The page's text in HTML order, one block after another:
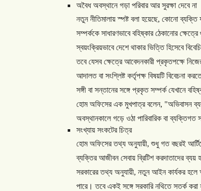
অবৈধ অবস্থানে গড়া পরিবার আর সুরক্ষা দেবে না
নতুন নীতিমালায় স্পষ্ট বলা হয়েছে, কোনো ব্যক্তি
সম্পর্ককে সাধারণভাবে বহিষ্কার ঠেকানোর ক্ষেত্রে
স্বয়ংক্রিয়ভাবে দেশে থাকার ভিত্তি হিসেবে
তবে যেসব ক্ষেত্রে আবেদনকারী প্রকৃতপক্ষে
আদালত বা সংশ্লিষ্ট কর্তৃপক্ষ বিষয়টি বিবেচনা
সঙ্গী বা সন্তানের সঙ্গে প্রকৃত সম্পর্ক যেখানে
হোম অফিসের এক মুখপাত্র বলেন, "অভিবাসন
অবস্থানকালে গড়ে ওঠা পারিবারিক বা ব্যক্তিগত
সংখ্যায় সংকটের চিত্র
হোম অফিসের তথ্য অনুযায়ী,শুধু গত বছরই
ব্যক্তির আজীবন সেবায় ব্রিটিশ করদাতাদের ব্যয়
সরকারের তথ্য অনুযায়ী, নতুন আইন কার্যকর হলে
পারে। তবে একই সঙ্গে সরকারি নথিতে সতর্ক করা